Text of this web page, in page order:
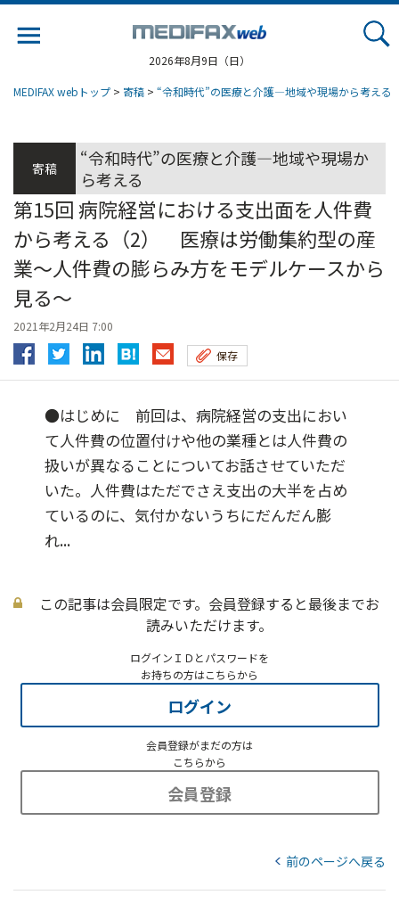
2026年8月9日（日）
MEDIFAX webトップ > 寄稿 > “令和時代”の医療と介護―地域や現場から考える
寄稿
“令和時代”の医療と介護―地域や現場か
ら考える
第15回 病院経営における支出面を人件費
から考える（2） 医療は労働集約型の産
業～人件費の膨らみ方をモデルケースから
見る～
2021年2月24日 7:00
保存
●はじめに 前回は、病院経営の支出におい
て人件費の位置付けや他の業種とは人件費の
扱いが異なることについてお話させていただ
いた。人件費はただでさえ支出の大半を占め
ているのに、気付かないうちにだんだん膨
れ...
この記事は会員限定です。会員登録すると最後までお
読みいただけます。
ログインＩＤとパスワードを
お持ちの方はこちらから
ログイン
会員登録がまだの方は
こちらから
会員登録
前のページへ戻る